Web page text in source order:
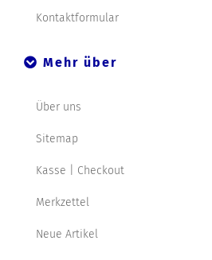
Kontaktformular
Mehr über
Über uns
Sitemap
Kasse | Checkout
Merkzettel
Neue Artikel